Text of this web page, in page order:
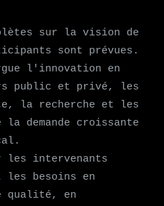
sur la vision de
sont prévues.
l'innovation en
public et privé, les
la recherche et les
demande croissante
les intervenants
les besoins en
qualité, en